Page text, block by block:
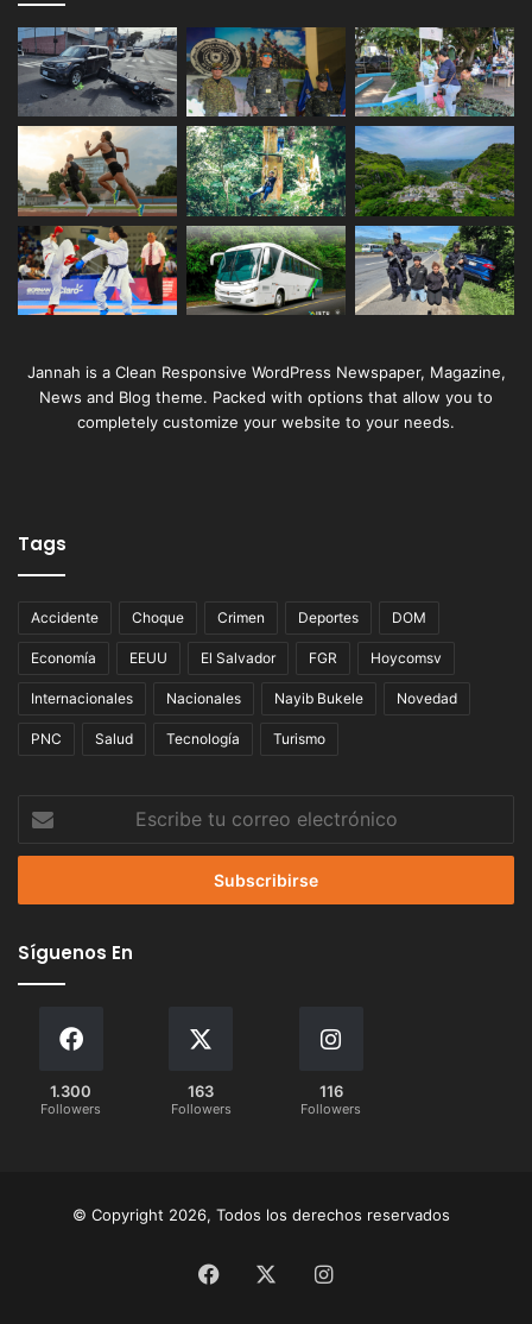
Jannah is a Clean Responsive WordPress Newspaper, Magazine,
News and Blog theme. Packed with options that allow you to
completely customize your website to your needs.
Tags
Accidente Choque Crimen Deportes DOM
Economía EEUU El Salvador FGR Hoycomsv
Internacionales Nacionales Nayib Bukele Novedad
PNC Salud Tecnología Turismo
correo
Síguenos En
1.300
Followers
163
Followers
116
Followers
© Copyright 2026, Todos los derechos reservados
Facebook Instagram